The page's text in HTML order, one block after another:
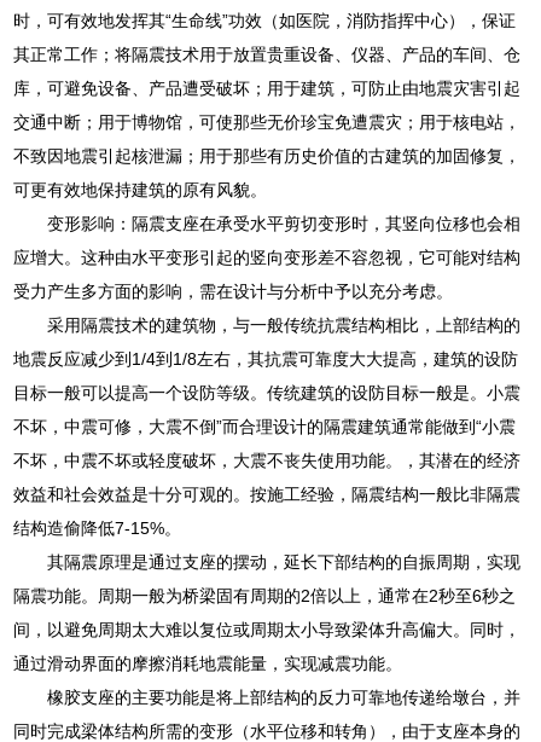
时，可有效地发挥其“生命线”功效（如医院，消防指挥中心），保证
其正常工作；将隔震技术用于放置贵重设备、仪器、产品的车间、仓
库，可避免设备、产品遭受破坏；用于建筑，可防止由地震灾害引起
交通中断；用于博物馆，可使那些无价珍宝免遭震灾；用于核电站，
不致因地震引起核泄漏；用于那些有历史价值的古建筑的加固修复，
可更有效地保持建筑的原有风貌。
变形影响：隔震支座在承受水平剪切变形时，其竖向位移也会相
应增大。这种由水平变形引起的竖向变形差不容忽视，它可能对结构
受力产生多方面的影响，需在设计与分析中予以充分考虑。
采用隔震技术的建筑物，与一般传统抗震结构相比，上部结构的
地震反应减少到1/4到1/8左右，其抗震可靠度大大提高，建筑的设防
目标一般可以提高一个设防等级。传统建筑的设防目标一般是。小震
不坏，中震可修，大震不倒”而合理设计的隔震建筑通常能做到“小震
不坏，中震不坏或轻度破坏，大震不丧失使用功能。，其潜在的经济
效益和社会效益是十分可观的。按施工经验，隔震结构一般比非隔震
结构造偷降低7-15%。
其隔震原理是通过支座的摆动，延长下部结构的自振周期，实现
隔震功能。周期一般为桥梁固有周期的2倍以上，通常在2秒至6秒之
间，以避免周期太大难以复位或周期太小导致梁体升高偏大。同时，
通过滑动界面的摩擦消耗地震能量，实现减震功能。
橡胶支座的主要功能是将上部结构的反力可靠地传递给墩台，并
同时完成梁体结构所需的变形（水平位移和转角），由于支座本身的